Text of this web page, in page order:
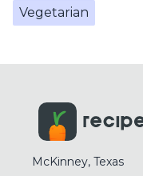
Vegetarian
McKinney, Texas